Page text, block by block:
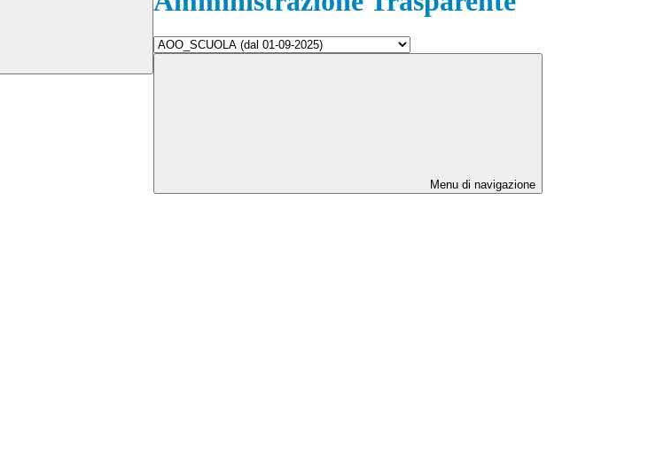
Menu di navigazione